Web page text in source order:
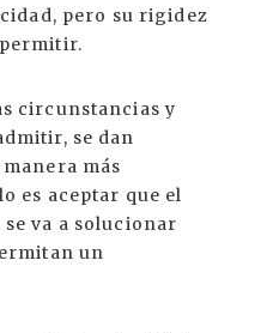
pero su rigidez
circunstancias y
se dan
más
es aceptar que el
va a solucionar
un